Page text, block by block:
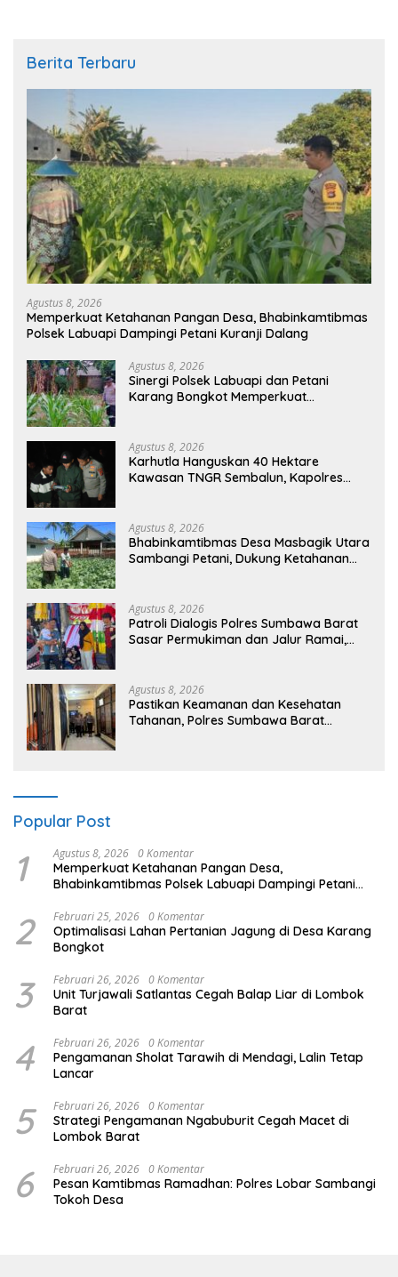
Berita Terbaru
Agustus 8, 2026
Memperkuat Ketahanan Pangan Desa, Bhabinkamtibmas
Polsek Labuapi Dampingi Petani Kuranji Dalang
Agustus 8, 2026
Sinergi Polsek Labuapi dan Petani
Karang Bongkot Memperkuat
Agustus 8, 2026
Karhutla Hanguskan 40 Hektare
Kawasan TNGR Sembalun, Kapolres
Agustus 8, 2026
Bhabinkamtibmas Desa Masbagik Utara
Sambangi Petani, Dukung Ketahanan
Agustus 8, 2026
Patroli Dialogis Polres Sumbawa Barat
Sasar Permukiman dan Jalur Ramai,
Agustus 8, 2026
Pastikan Keamanan dan Kesehatan
Tahanan, Polres Sumbawa Barat
Popular Post
1 Agustus 8, 2026 0 Komentar
Memperkuat Ketahanan Pangan Desa,
Bhabinkamtibmas Polsek Labuapi Dampingi Petani
2 Februari 25, 2026 0 Komentar
Optimalisasi Lahan Pertanian Jagung di Desa Karang
Bongkot
3 Februari 26, 2026 0 Komentar
Unit Turjawali Satlantas Cegah Balap Liar di Lombok
Barat
4 Februari 26, 2026 0 Komentar
Pengamanan Sholat Tarawih di Mendagi, Lalin Tetap
Lancar
5 Februari 26, 2026 0 Komentar
Strategi Pengamanan Ngabuburit Cegah Macet di
Lombok Barat
6 Februari 26, 2026 0 Komentar
Pesan Kamtibmas Ramadhan: Polres Lobar Sambangi
Tokoh Desa